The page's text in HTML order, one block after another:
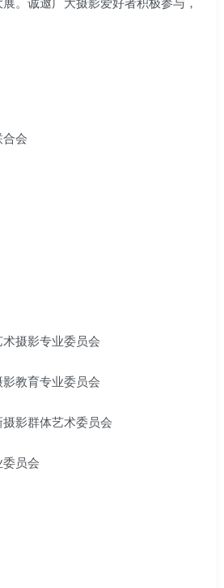
会
摄影专业委员会
教育专业委员会
影群体艺术委员会
员会